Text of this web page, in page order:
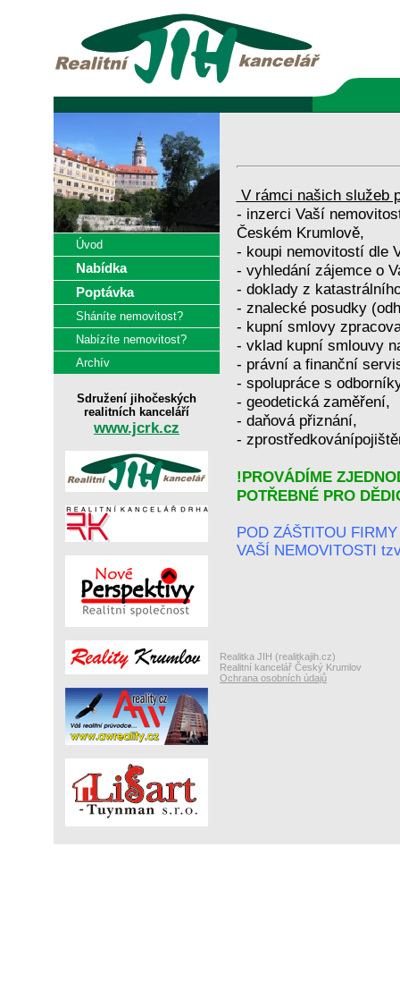
Úvod
Nabídka
Poptávka
Sháníte nemovitost?
Nabízíte nemovitost?
Archív
Sdružení jihočeských
realitních kanceláří
www.jcrk.cz
V rámci našich služeb
- inzerci Vaší
Českém Krumlově,
- koupi nemovitostí dle
- vyhledání zájemce o
- doklady z
- znalecké posudky
- kupní smlovy
- vklad kupní smlouvy
- právní a finanční
- spolupráce s
- geodetická zaměření,
- daňová přiznání,
-
!PROVÁDÍME
POTŘEBNÉ PRO
POD ZÁŠTITOU
VAŠÍ NEMOVITOSTI
Realitka JIH (realitkajih.cz)
Realitní kancelář Český Krumlov
Ochrana osobních údajů